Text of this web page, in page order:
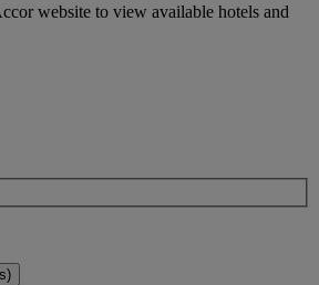
website to view available hotels and